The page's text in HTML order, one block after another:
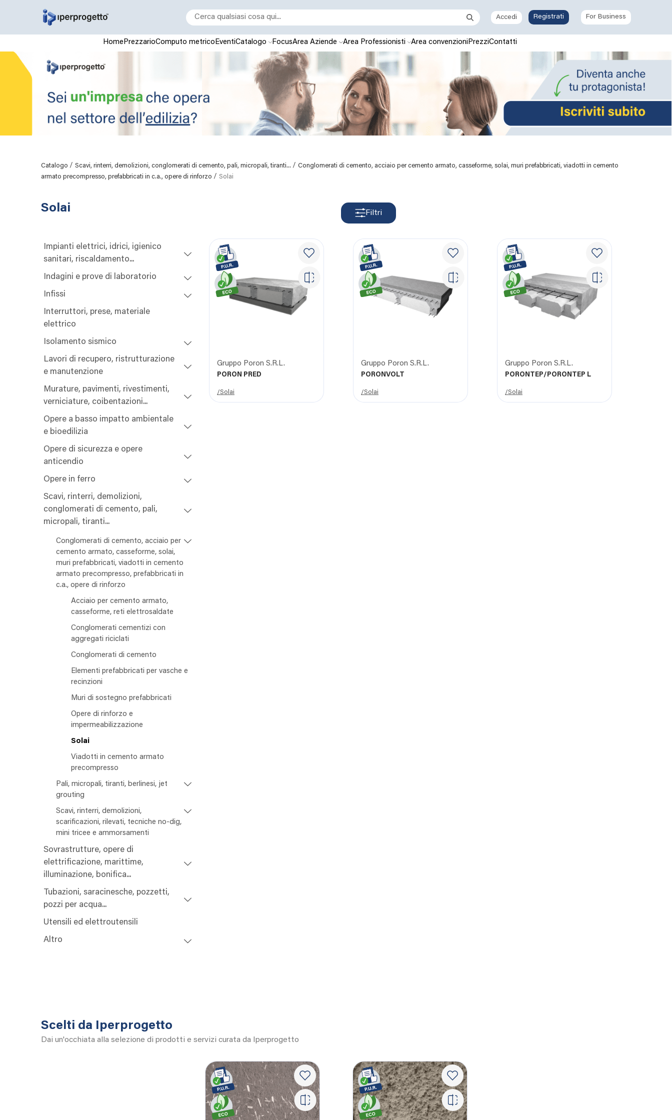
Accedi Registrati For Business
HomePrezzarioComputo metricoEventiCatalogo FocusArea Aziende Area Professionisti Area convenzioniPrezziContatti
Catalogo / Scavi, rinterri, demolizioni, conglomerati di cemento, pali, micropali, tiranti... / Conglomerati di cemento, acciaio per cemento armato, casseforme, solai, muri prefabbricati, viadotti in cemento
armato precompresso, prefabbricati in c.a., opere di rinforzo / Solai
Solai Filtri
Impianti elettrici, idrici, igienico
sanitari, riscaldamento...
Indagini e prove di laboratorio
Infissi
Interruttori, prese, materiale
elettrico
Isolamento sismico
Lavori di recupero, ristrutturazione
e manutenzione
Murature, pavimenti, rivestimenti,
verniciature, coibentazioni...
Opere a basso impatto ambientale
e bioedilizia
Opere di sicurezza e opere
anticendio
Opere in ferro
Scavi, rinterri, demolizioni,
conglomerati di cemento, pali,
micropali, tiranti...
Conglomerati di cemento, acciaio per
cemento armato, casseforme, solai,
muri prefabbricati, viadotti in cemento
armato precompresso, prefabbricati in
c.a., opere di rinforzo
Acciaio per cemento armato,
casseforme, reti elettrosaldate
Conglomerati cementizi con
aggregati riciclati
Conglomerati di cemento
Elementi prefabbricati per vasche e
recinzioni
Muri di sostegno prefabbricati
Opere di rinforzo e
impermeabilizzazione
Solai
Viadotti in cemento armato
precompresso
Pali, micropali, tiranti, berlinesi, jet
grouting
Scavi, rinterri, demolizioni,
scarificazioni, rilevati, tecniche no-dig,
mini tricee e ammorsamenti
Sovrastrutture, opere di
elettrificazione, marittime,
illuminazione, bonifica...
Tubazioni, saracinesche, pozzetti,
pozzi per acqua...
Utensili ed elettroutensili
Altro
Gruppo Poron S.R.L.
PORON PRED
/Solai
Gruppo Poron S.R.L.
PORONVOLT
/Solai
Gruppo Poron S.R.L.
PORONTEP/PORONTEP L
/Solai
Scelti da Iperprogetto
Dai un'occhiata alla selezione di prodotti e servizi curata da Iperprogetto